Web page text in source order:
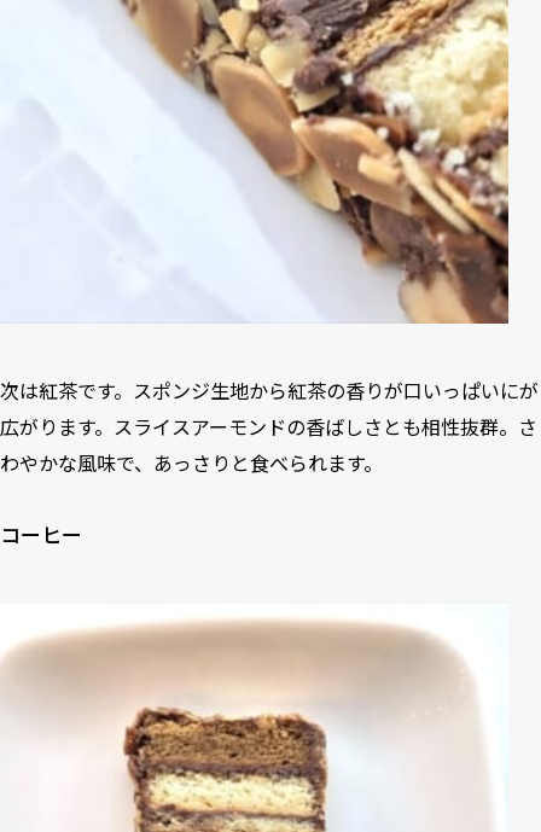
次は紅茶です。スポンジ生地から紅茶の香りが口いっぱいにが
広がります。スライスアーモンドの香ばしさとも相性抜群。さ
わやかな風味で、あっさりと食べられます。
コーヒー